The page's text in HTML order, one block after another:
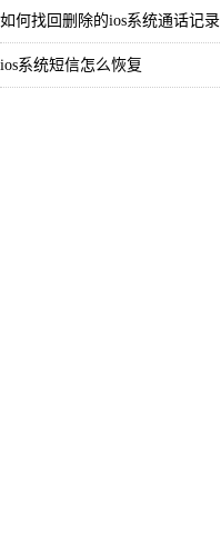
如何找回删除的ios系统通话记录
ios系统短信怎么恢复